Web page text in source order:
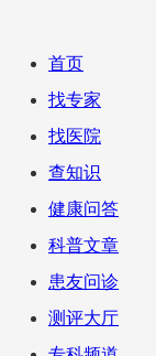
首页
找专家
找医院
查知识
健康问答
科普文章
患友问诊
测评大厅